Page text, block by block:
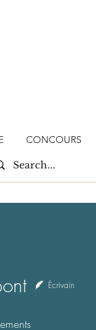
CONCOURS
Écrivain